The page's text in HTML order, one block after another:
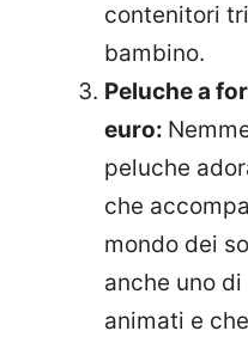
contenitori
bambino.
Peluche a
euro:
peluche
che
mondo dei
anche uno
animati e